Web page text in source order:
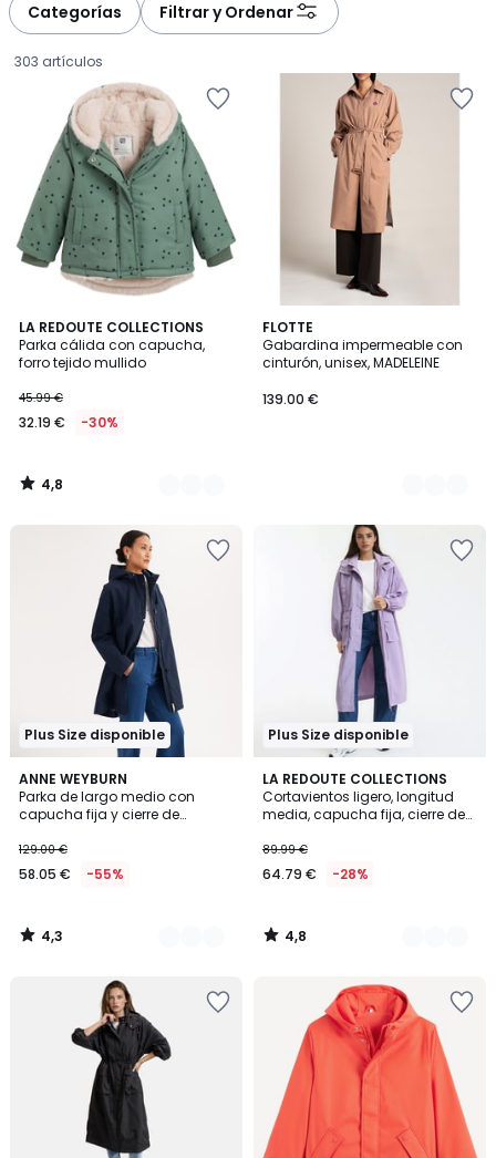
Categorías Filtrar y Ordenar
303 artículos
LA REDOUTE COLLECTIONS
Parka cálida con capucha,
forro tejido mullido
€
en
de
45.99
45.99 €
32.19 € -30%
4,8
/ 5
2
Colores
4,8
/
FLOTTE
Gabardina impermeable con
cinturón, unisex, MADELEINE
139.00 €
2
Colores
Plus Size disponible
ANNE WEYBURN
Parka de largo medio con
capucha fija y cierre de
129.00 €
58.05 € -55%
4,3
/ 5
2
Colores
4,3
/
Plus Size disponible
LA REDOUTE COLLECTIONS
Cortavientos ligero, longitud
media, capucha fija, cierre de
89.99 €
64.79 € -28%
4,8
/ 5
2
Colores
4,8
/